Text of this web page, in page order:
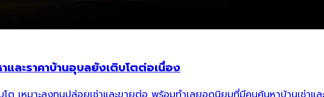
ละราคาบ้านอุบลยังเติบโตต่อเนื่อง